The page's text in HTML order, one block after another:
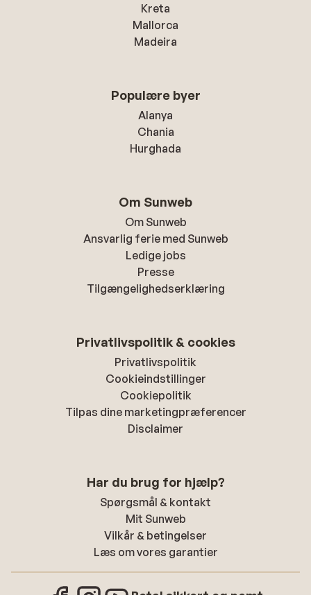
Kreta
Mallorca
Madeira
Populære byer
Alanya
Chania
Hurghada
Om Sunweb
Om Sunweb
Ansvarlig ferie med Sunweb
Ledige jobs
Presse
Tilgængelighedserklæring
Privatlivspolitik & cookies
Privatlivspolitik
Cookieindstillinger
Cookiepolitik
Tilpas dine marketingpræferencer
Disclaimer
Har du brug for hjælp?
Spørgsmål & kontakt
Mit Sunweb
Vilkår & betingelser
Læs om vores garantier